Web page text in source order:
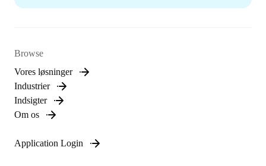
Browse
Vores løsninger
Industrier
Indsigter
Om os
Application Login